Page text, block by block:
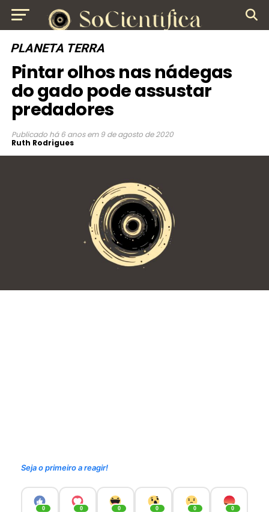
PLANETA TERRA
Pintar olhos nas nádegas
do gado pode assustar
predadores
Publicado há 6 anos em 9 de agosto de 2020
Ruth Rodrigues
Seja o primeiro a reagir!
0 0 0 0 0 0